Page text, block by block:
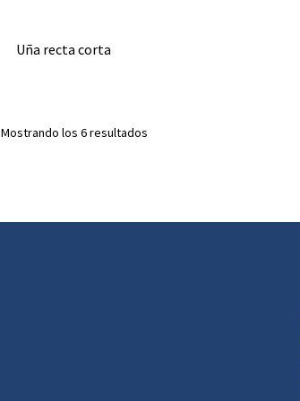
Uña recta corta
Mostrando los 6 resultados